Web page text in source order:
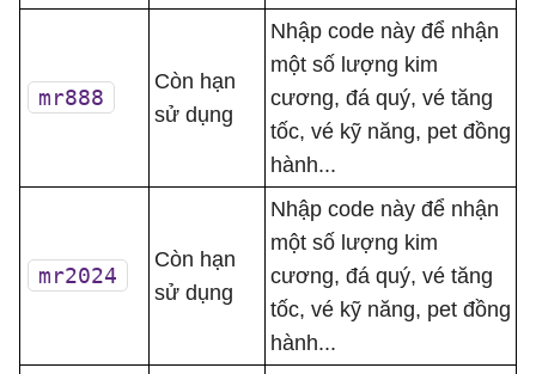
mr888
Còn hạn
sử dụng
Nhập code này để nhận
một số lượng kim
cương, đá quý, vé tăng
tốc, vé kỹ năng, pet đồng
hành...
mr2024
Còn hạn
sử dụng
Nhập code này để nhận
một số lượng kim
cương, đá quý, vé tăng
tốc, vé kỹ năng, pet đồng
hành...